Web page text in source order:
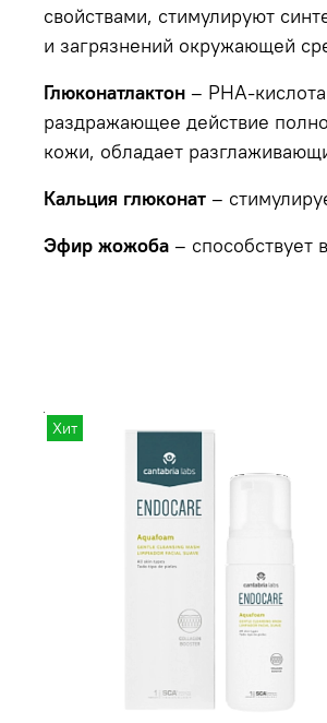
свойствами, стимулируют
и загрязнений окружающей
Глюконатлактон – PHA-
раздражающее действие
кожи, обладает
Кальция глюконат –
Эфир жожоба – способствует
Хит